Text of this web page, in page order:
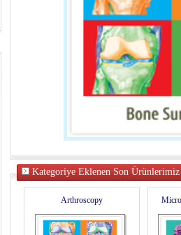
Kategoriye Eklenen Son Ürünlerimiz
Arthroscopy